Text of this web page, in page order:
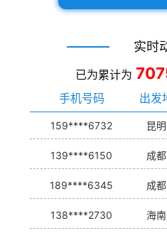
实时
已为累计为
手机号码
出发
159****6732 昆明
139****6150 成都
189****6345 成都
138****2730 海南